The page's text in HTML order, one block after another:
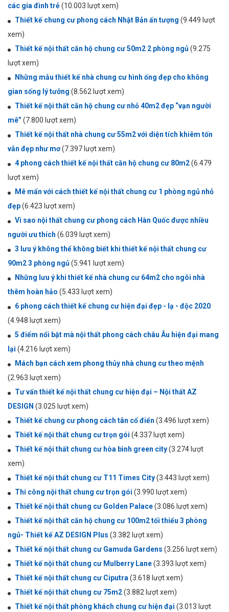
các gia đình trẻ(10.003 lượt xem)
Thiết kế chung cư phong cách Nhật Bản ấn tượng (9.449 lượt
xem)
Thiết kế nội thất căn hộ chung cư 50m2 2 phòng ngủ(9.275
lượt xem)
Những mẫu thiết kế nhà chung cư hình ống đẹp cho không
gian sống lý tưởng (8.562 lượt xem)
Thiết kế nội thất căn hộ chung cư nhỏ 40m2 đẹp “vạn người
mê” (7.800 lượt xem)
Thiết kế nội thất nhà chung cư 55m2 với diện tích khiêm tốn
vẫn đẹp như mơ(7.397 lượt xem)
4 phong cách thiết kế nội thất căn hộ chung cư 80m2(6.479
lượt xem)
Mê mẩn với cách thiết kế nội thất chung cư 1 phòng ngủ nhỏ
đẹp(6.423 lượt xem)
Vì sao nội thất chung cư phong cách Hàn Quốc được nhiều
người ưu thích (6.039 lượt xem)
3 lưu ý không thể không biết khi thiết kế nội thất chung cư
90m2 3 phòng ngủ(5.941 lượt xem)
Những lưu ý khi thiết kế nhà chung cư 64m2 cho ngôi nhà
thêm hoàn hảo (5.433 lượt xem)
6 phong cách thiết kế chung cư hiện đại đẹp - lạ - độc 2020
(4.948 lượt xem)
5 điểm nổi bật mà nội thất phong cách châu Âu hiện đại mang
lại (4.216 lượt xem)
Mách bạn cách xem phong thủy nhà chung cư theo mệnh
(2.963 lượt xem)
Tư vấn thiết kế nội thất chung cư hiện đại – Nội thất AZ
DESIGN (3.025 lượt xem)
Thiết kế chung cư phong cách tân cổ điển (3.496 lượt xem)
Thiết kế nội thất chung cư trọn gói (4.337 lượt xem)
Thiết kế nội thất chung cư hòa bình green city(3.274 lượt
xem)
Thiết kế nội thất chung cư T11 Times City(3.443 lượt xem)
Thi công nội thất chung cư trọn gói (3.990 lượt xem)
Thiết kế nội thất chung cư Golden Palace(3.086 lượt xem)
Thiết kế nội thất căn hộ chung cư 100m2 tối thiểu 3 phòng
ngủ- Thiết kế AZ DESIGN Plus (3.382 lượt xem)
Thiết kế nội thất chung cư Gamuda Gardens (3.256 lượt xem)
Thiết kế nội thất chung cư Mulberry Lane(3.393 lượt xem)
Thiết kế nội thất chung cư Ciputra(3.618 lượt xem)
Thiết kế nội thất chung cư 75m2(3.882 lượt xem)
Thiết kế nội thất phòng khách chung cư hiện đại (3.013 lượt